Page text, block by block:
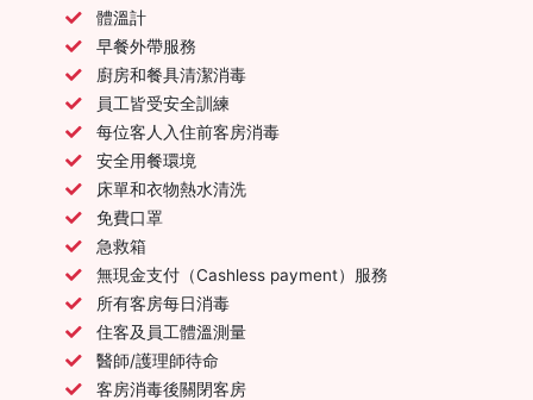
體溫計
早餐外帶服務
廚房和餐具清潔消毒
員工皆受安全訓練
每位客人入住前客房消毒
安全用餐環境
床單和衣物熱水清洗
免費口罩
急救箱
無現金支付（Cashless payment）服務
所有客房每日消毒
住客及員工體溫測量
醫師/護理師待命
客房消毒後關閉客房